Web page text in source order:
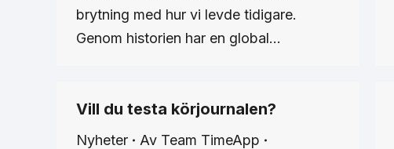
brytning med hur vi levde tidigare.
Genom historien har en global…
Vill du testa körjournalen?
Nyheter Av Team TimeApp